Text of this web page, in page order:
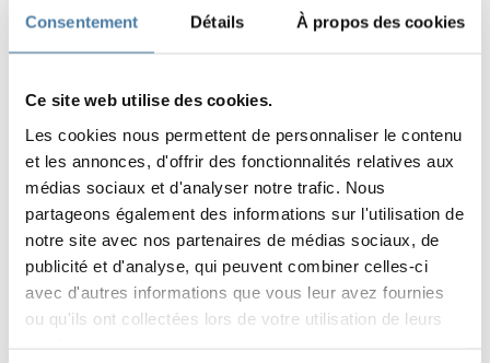
Consentement Détails À propos des cookies
Ce site web utilise des cookies.
Les cookies nous permettent de personnaliser le contenu
et les annonces, d'offrir des fonctionnalités relatives aux
médias sociaux et d'analyser notre trafic. Nous
partageons également des informations sur l'utilisation de
notre site avec nos partenaires de médias sociaux, de
publicité et d'analyse, qui peuvent combiner celles-ci
avec d'autres informations que vous leur avez fournies
ou qu'ils ont collectées lors de votre utilisation de leurs